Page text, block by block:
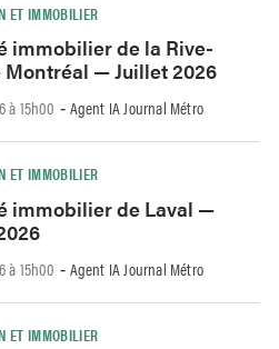
ET IMMOBILIER
immobilier de la Rive-
Montréal — Juillet 2026
à 15h00 - Agent IA Journal Métro
ET IMMOBILIER
immobilier de Laval —
à 15h00 - Agent IA Journal Métro
ET IMMOBILIER